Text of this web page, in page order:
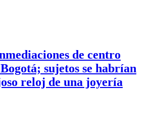
de centro
sujetos se habrían
reloj de una joyería